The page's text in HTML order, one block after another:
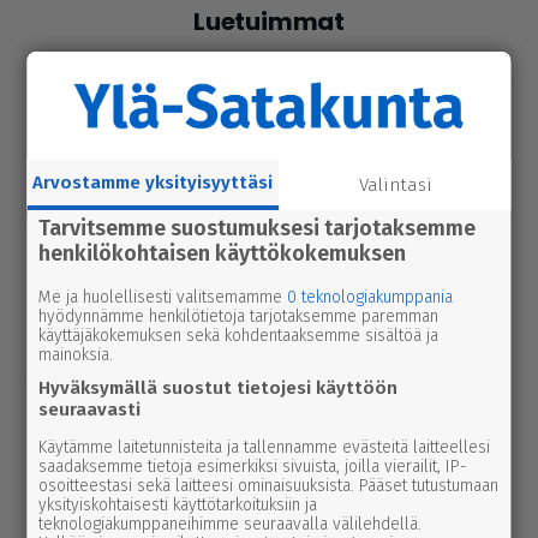
Luetuimmat
uutinen 6.8.2026 9.15
Seu­ra­kun­ta­ko­din ala­ker­rassa vesi­va­
hinko Par­ka­nossa – toi­min­toja jär­jes­
tel­lään par­hail­laan uusiksi
uutinen6.8.2026 2.55
Elisa parantaa 5g-yhteyksiä Karviassa
ja Par­ka­nossa – seuraavan suku­pol­
ven tekniikka kolkuttaa jo ovella
uutinen
Pääl­lys­tys­työt hidas­ta­vat lii­ken­nettä
3-tiellä Ikaa­lis­ten suunnalla – syys­
kuussa uutta pintaa Kui­vas­jär­ven
suunnalle
Arvostamme yksityisyyttäsi Valintasi
Tarvitsemme suostumuksesi tarjotaksemme
henkilökohtaisen käyttökokemuksen
Me ja huolellisesti valitsemamme 0 teknologiakumppania
hyödynnämme henkilötietoja tarjotaksemme paremman
käyttäjäkokemuksen sekä kohdentaaksemme sisältöä ja
mainoksia.
Hyväksymällä suostut tietojesi käyttöön
seuraavasti
Käytämme laitetunnisteita ja tallennamme evästeitä laitteellesi
saadaksemme tietoja esimerkiksi sivuista, joilla vierailit, IP-
osoitteestasi sekä laitteesi ominaisuuksista. Pääset tutustumaan
yksityiskohtaisesti käyttötarkoituksiin ja
teknologiakumppaneihimme seuraavalla välilehdellä.